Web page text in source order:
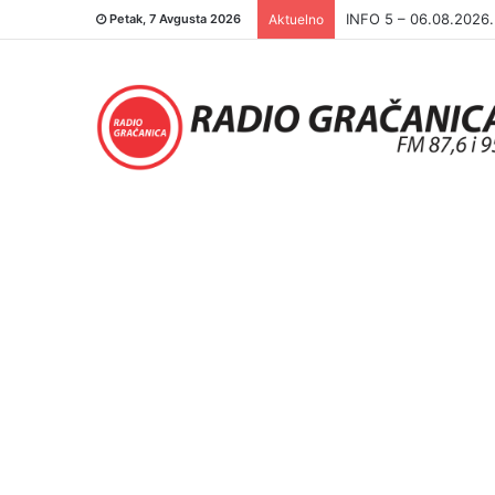
Petak, 7 Avgusta 2026 Aktuelno INFO 5 – 05.08.2026